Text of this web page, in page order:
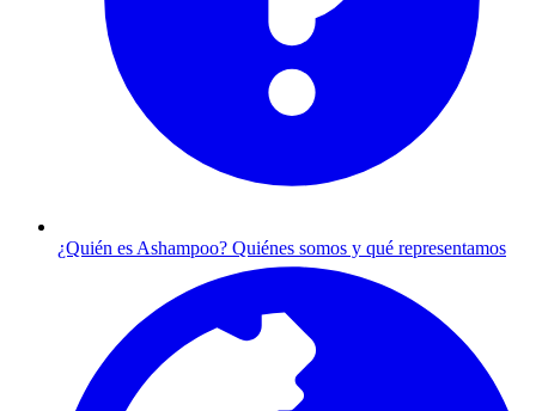
¿Quién es Ashampoo? Quiénes somos y qué representamos